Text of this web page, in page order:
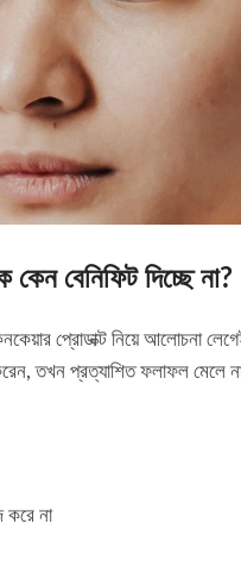
বেনিফিট দিচ্ছে না?
প্রোডাক্ট নিয়ে আলোচনা
তখন প্রত্যাশিত ফলাফল মেলে
করে না